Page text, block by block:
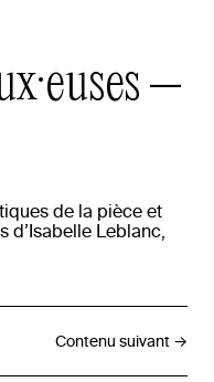
–
de la pièce et
d’Isabelle Leblanc,
Contenu suivant →